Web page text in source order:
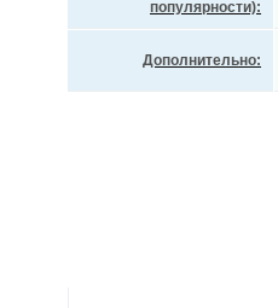
популярности):
Дополнительно: